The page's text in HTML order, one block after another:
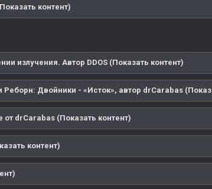
контент)
излучения. Автор DDOS (Показать контент)
Двойники - «Исток», автор drCarabas
от drCarabas (Показать контент)
контент)